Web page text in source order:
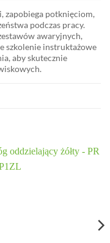
zapobiega potknięciom,
podczas pracy.
awaryjnych,
szkolenie instruktażowe
aby skutecznie